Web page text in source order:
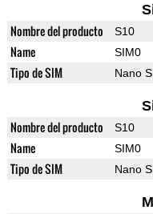
Nombre del producto S10
Name SIM0
Tipo de SIM Nano
Nombre del producto S10
Name SIM0
Tipo de SIM Nano